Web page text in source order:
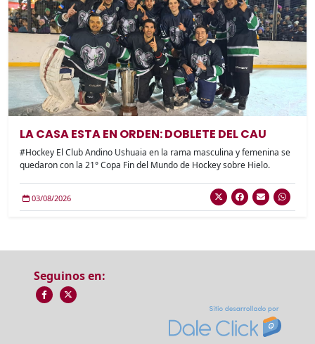
LA CASA ESTA EN ORDEN: DOBLETE DEL CAU
#Hockey El Club Andino Ushuaia en la rama masculina y femenina se
quedaron con la 21° Copa Fin del Mundo de Hockey sobre Hielo.
03/08/2026
Seguinos en: